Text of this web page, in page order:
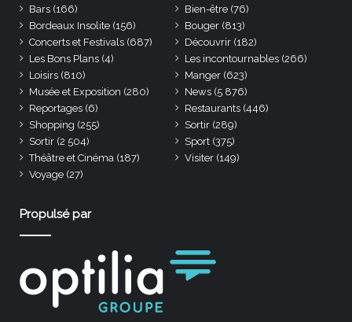
Bars (166) Bien-être (76)
Bordeaux Insolite (156) Bouger (813)
Concerts et Festivals (687) Découvrir (182)
Les Bons Plans (4) Les incontournables (266)
Loisirs (810) Manger (623)
Musée et Exposition (280) News (5 876)
Reportages (6) Restaurants (446)
Shopping (255) Sortir (289)
Sortir (2 504) Sport (375)
Théâtre et Cinéma (187) Visiter (149)
Voyage (27)
Propulsé par